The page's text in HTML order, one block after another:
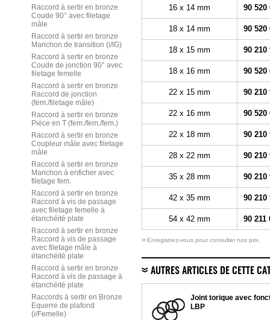
Raccord à sertir en bronze
Coude 90° avec filetage
mâle
Raccord à sertir en bronze
Manchon de transition (i/IG)
Raccord à sertir en bronze
Coude de jonction 90° avec
filetage femelle
Raccord à sertir en bronze
Raccord de jonction
(fem./filetage mâle)
Raccord à sertir en bronze
Pièce en T (fem./fem./fem.)
Raccord à sertir en bronze
Coupleur mâle avec filetage
mâle
Raccord à sertir en bronze
Manchon à enficher avec
filetage fem.
Raccord à sertir en bronze
Raccord à vis de passage
avec filetage femelle à
étanchéité plate
Raccord à sertir en bronze
Raccord à vis de passage
avec filetage mâle à
étanchéité plate
Raccord à sertir en bronze
Raccord à vis de passage à
étanchéité plate
Raccords à sertir en Bronze
Equerre de plafond
(i/Femelle)
16 x 14 mm 90 520
18 x 14 mm 90 520
18 x 15 mm 90 210
18 x 16 mm 90 520
22 x 15 mm 90 210
22 x 16 mm 90 520
22 x 18 mm 90 210
28 x 22 mm 90 210
35 x 28 mm 90 210
42 x 35 mm 90 210
54 x 42 mm 90 211
» Enregistrez-vous pour consulter nos prix.
AUTRES ARTICLES DE CETTE
Joint torique avec
LBP